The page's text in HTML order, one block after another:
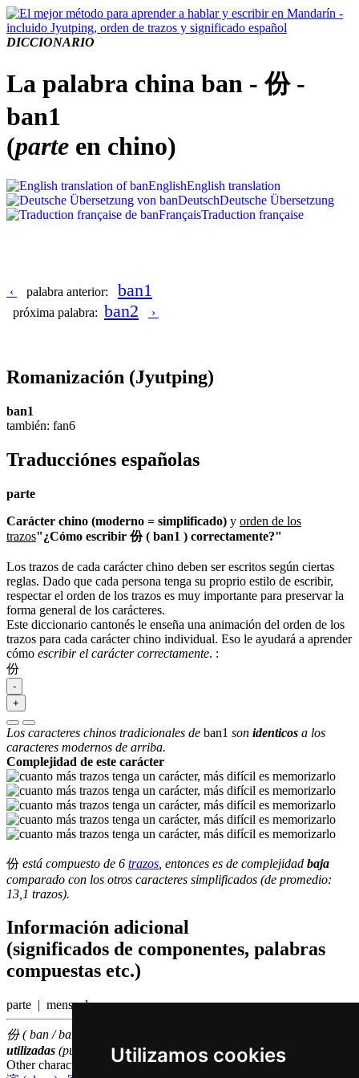
Utilizamos cookies
DICCIONARIO
La palabra china ban - 份 -
ban1
(parte en chino)
EnglishEnglish translation
DeutschDeutsche Übersetzung
FrançaisTraduction française
‹ palabra anterior: ban1
próxima palabra: ban2 ›
Romanización (Jyutping)
ban1
también: fan6
Traducciónes españolas
parte
Carácter chino (moderno = simplificado) y orden de los
trazos"¿Cómo escribir 份 ( ban1 ) correctamente?"
Los trazos de cada carácter chino deben ser escritos según ciertas
reglas. Dado que cada persona tenga su proprio estilo de escribir,
respectar el orden de los trazos es muy importante para preservar la
forma general de los carácteres.
Este diccionario cantonés le enseña una animación del orden de los
trazos para cada carácter chino individual. Eso le ayudará a aprender
cómo escribir el carácter correctamente. :
份
-
+
Los caracteres chinos tradicionales de ban1 son identicos a los
caracteres modernos de arriba.
Complejidad de este carácter
份 está compuesto de 6 trazos , entonces es de complejidad baja
comparado con los otros caracteres simplificados (de promedio:
13,1 trazos).
Información adicional
(significados de componentes, palabras
compuestas etc.)
parte | mensual
份 ( ban / ban1 ) hace parte de las
utilizadas (puesto número604entre los caracteres individuales
Other characters that are pronouncedban1 in Cantonese